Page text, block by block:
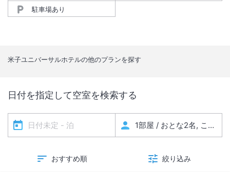
駐車場あり
米子ユニバーサルホテルの他のプランを探す
日付を指定して空室を検索する
おすすめ順 絞り込み